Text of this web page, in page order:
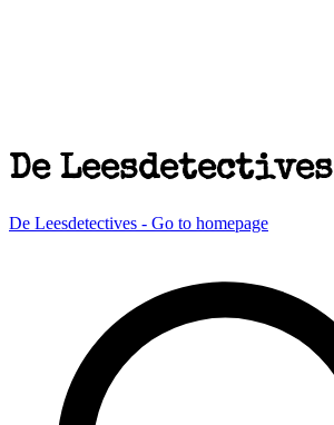
De Leesdetectives
De Leesdetectives - Go to homepage